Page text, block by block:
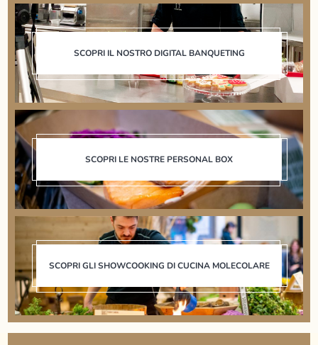
SCOPRI IL NOSTRO DIGITAL BANQUETING
SCOPRI LE NOSTRE PERSONAL BOX
SCOPRI GLI SHOWCOOKING DI CUCINA MOLECOLARE